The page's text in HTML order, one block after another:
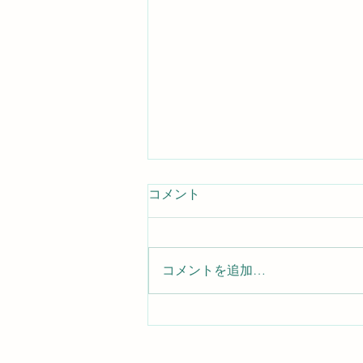
年末年始営業のご案内
コメント
コメントを追加…